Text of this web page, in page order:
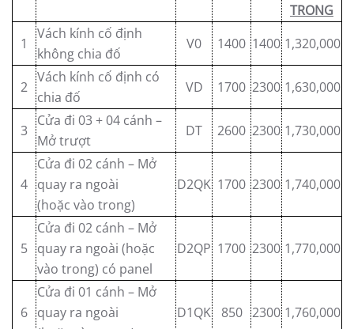
TRONG
1
Vách kính cố định
không chia đố
V0 1400 1400 1,320,000
2
Vách kính cố định có
chia đố
VD 1700 2300 1,630,000
3
Cửa đi 03 + 04 cánh –
Mở trượt
DT 2600 2300 1,730,000
4
Cửa đi 02 cánh – Mở
quay ra ngoài
(hoặc vào trong)
D2QK 1700 2300 1,740,000
5
Cửa đi 02 cánh – Mở
quay ra ngoài (hoặc
vào trong) có panel
D2QP 1700 2300 1,770,000
6
Cửa đi 01 cánh – Mở
quay ra ngoài
D1QK 850 2300 1,760,000